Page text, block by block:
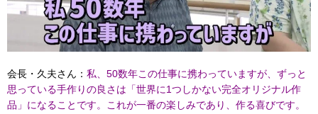
会長・久夫さん： 私、50数年この仕事に携わっていますが、ずっと
思っている手作りの良さは「世界に1つしかない完全オリジナル作
品」になることです。これが一番の楽しみであり、作る喜びです。